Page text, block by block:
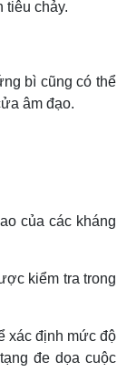
tiêu chảy.
bì cũng có thể
âm đạo.
của các kháng
kiểm tra trong
xác định mức độ
đe dọa cuộc